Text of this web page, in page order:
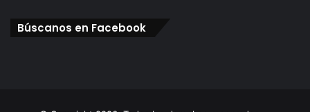
Búscanos en Facebook